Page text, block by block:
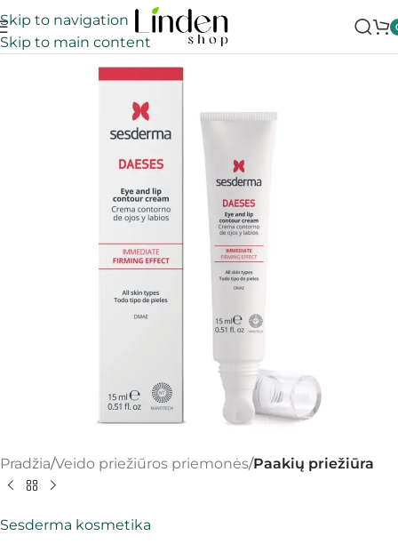
Skip to navigation
Skip to main content
Pradžia Veido priežiūros priemonės Paakių priežiūra
Sesderma kosmetika